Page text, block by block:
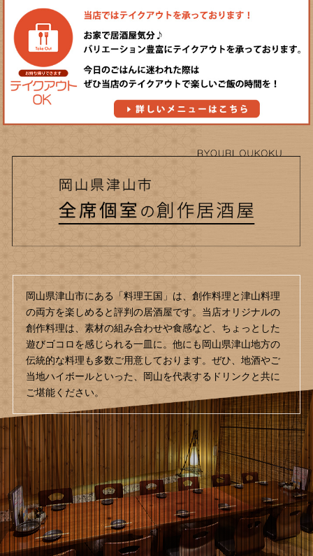
岡山県津山市にある「料理王国」は、創作料理と津山料理
の両方を楽しめると評判の居酒屋です。当店オリジナルの
創作料理は、素材の組み合わせや食感など、ちょっとした
遊びゴコロを感じられる一皿に。他にも岡山県津山地方の
伝統的な料理も多数ご用意しております。ぜひ、地酒やご
当地ハイボールといった、岡山を代表するドリンクと共に
ご堪能ください。